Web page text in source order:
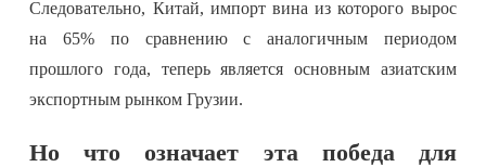
Следовательно, Китай, импорт вина из которого вырос
на 65% по сравнению с аналогичным периодом
прошлого года, теперь является основным азиатским
экспортным рынком Грузии.
Но что означает эта победа для